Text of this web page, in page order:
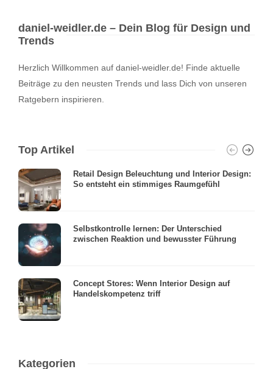
daniel-weidler.de – Dein Blog für Design und
Trends
Herzlich Willkommen auf daniel-weidler.de! Finde aktuelle
Beiträge zu den neusten Trends und lass Dich von unseren
Ratgebern inspirieren.
Top Artikel
Retail Design Beleuchtung und Interior Design:
So entsteht ein stimmiges Raumgefühl
Selbstkontrolle lernen: Der Unterschied
zwischen Reaktion und bewusster Führung
Concept Stores: Wenn Interior Design auf
Handelskompetenz triff
Kategorien